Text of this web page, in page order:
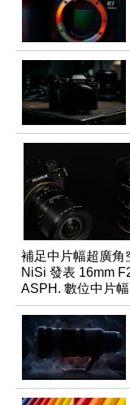
補足中片幅超廣角
NiSi 發表 16mm
ASPH. 數位中片